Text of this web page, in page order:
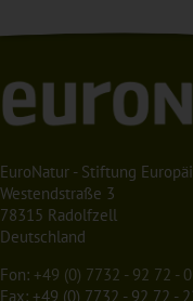
EuroNatur - Stiftung
Westendstraße 3
78315 Radolfzell
Deutschland
Fon: +49 (0) 7732 - 92 72 - 0
Fax: +49 (0) 7732 - 92 72 -